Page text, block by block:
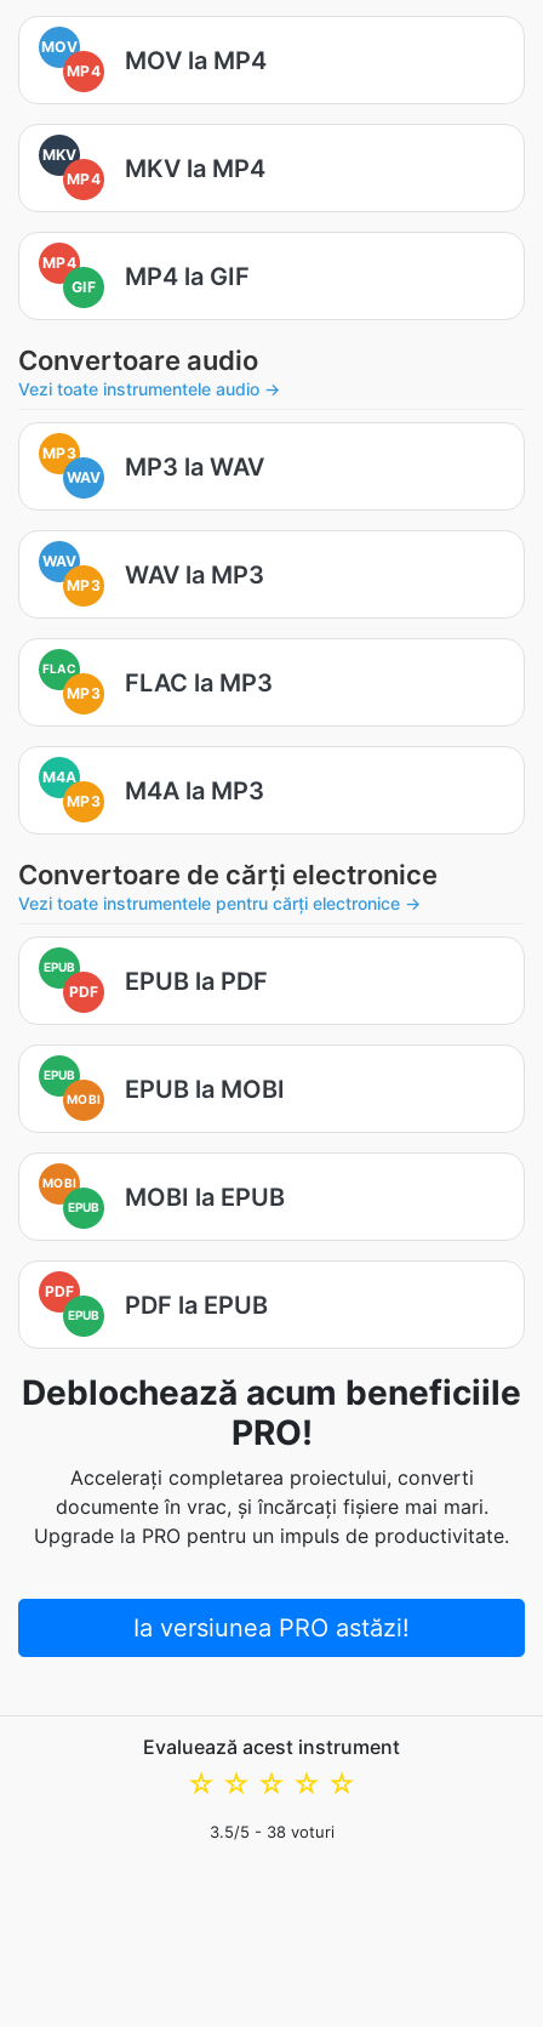
MOV
MP4
MOV la MP4
MKV
MP4
MKV la MP4
MP4
GIF
MP4 la GIF
Convertoare audio
Vezi toate instrumentele audio →
MP3
WAV
MP3 la WAV
WAV
MP3
WAV la MP3
FLAC
MP3 FLAC la MP3
M4A
MP3
M4A la MP3
Convertoare de cărți electronice
Vezi toate instrumentele pentru cărți electronice →
EPUB
PDF EPUB la PDF
EPUB
MOBI
EPUB la MOBI
MOBI
EPUB
MOBI la EPUB
PDF
EPUB PDF la EPUB
Deblochează acum beneficiile
PRO!
Accelerați completarea proiectului, converti
documente în vrac, și încărcați fișiere mai mari.
Upgrade la PRO pentru un impuls de productivitate.
Ia versiunea PRO astăzi!
Evaluează acest instrument
☆
☆
☆
☆
☆
3.5/5 - 38voturi